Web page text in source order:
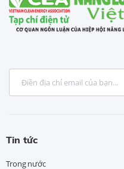
Tin tức
Trong nước